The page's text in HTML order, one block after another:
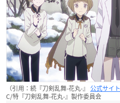
（引用：続『刀剣乱舞-花丸-』 公式サイト
C/特『刀剣乱舞-花丸-』製作委員会